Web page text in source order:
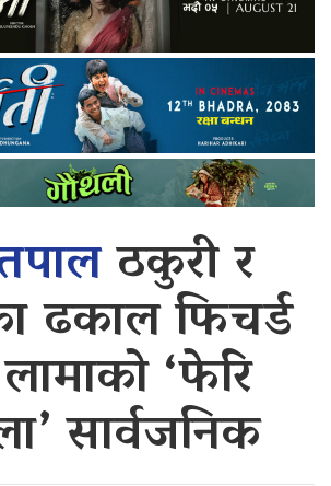
ठकुरी र
ढकाल फिचर्ड
‘फेरि
सार्वजनिक